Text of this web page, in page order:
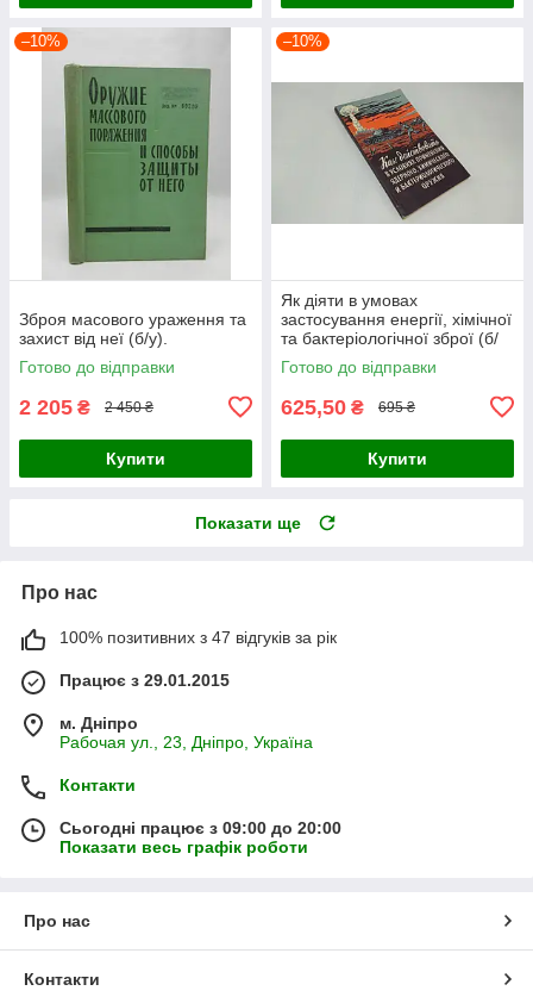
–10%
Зброя масового ураження та
захист від неї (б/у).
Готово до відправки
2 205 ₴ 2 450 ₴
Купити
–10%
Як діяти в умовах
застосування енергії, хімічної
та бактеріологічної зброї (б/
у).
Готово до відправки
625,50 ₴ 695 ₴
Купити
Показати ще
Про нас
100% позитивних з 47 відгуків за рік
Працює з 29.01.2015
м. Дніпро
Рабочая ул., 23, Дніпро, Україна
Контакти
Сьогодні працює з 09:00 до 20:00
Показати весь графік роботи
Про нас
Контакти